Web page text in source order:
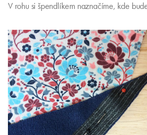
V rohu si špendlíkem naznačíme, kde